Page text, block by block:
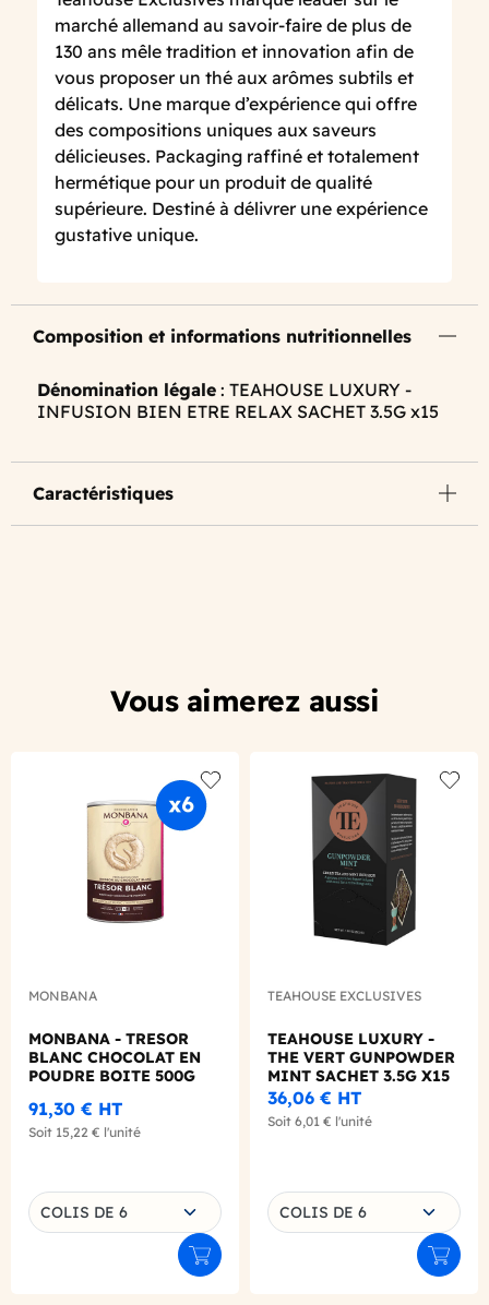
marché allemand au savoir-faire de plus de
130 ans mêle tradition et innovation afin de
vous proposer un thé aux arômes subtils et
délicats. Une marque d’expérience qui offre
des compositions uniques aux saveurs
délicieuses. Packaging raffiné et totalement
hermétique pour un produit de qualité
supérieure. Destiné à délivrer une expérience
gustative unique.
Composition et informations nutritionnelles
Dénomination légale : TEAHOUSE LUXURY -
INFUSION BIEN ETRE RELAX SACHET 3.5G x15
Caractéristiques
Vous aimerez aussi
Add to wishlist
MONBANA
MONBANA - TRESOR
BLANC CHOCOLAT EN
POUDRE BOITE 500G
91,30 € HT
Soit 15,22 € l'unité
Choisissez une déclinaison
COLIS DE 6
Ajouter au panier
TEAHOUSE EXCLUSIVES
TEAHOUSE LUXURY -
THE VERT GUNPOWDER
MINT SACHET 3.5G X15
36,06 € HT
Soit 6,01 € l'unité
Choisissez une déclinaison
COLIS DE 6